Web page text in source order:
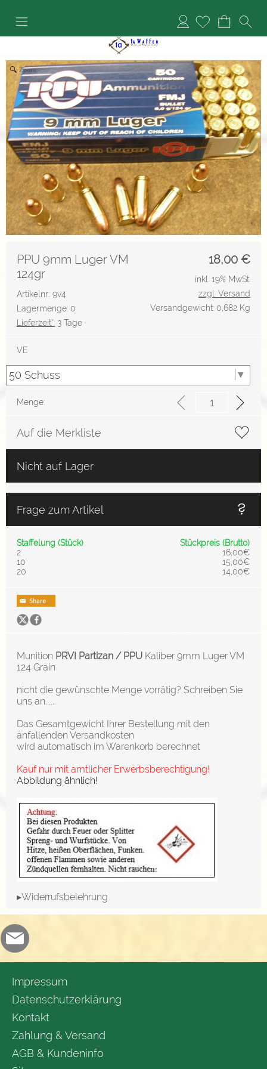
Anmelden
Zoom
18,00 €
PPU 9mm Luger VM
124gr
Artikelnr.: 9v4
Lagermenge: 0
Lieferzeit*: 3 Tage
inkl. 19% MwSt.
zzgl. Versand
Versandgewicht: 0,682 Kg
VE
Menge:
Auf die Merkliste
Nicht auf Lager
Frage zum Artikel
Staffelung (Stück)
Stückpreis (Brutto)
2
16,00€
10
15,00€
20
14,00€
Munition PRVI Partizan / PPU Kaliber 9mm Luger VM
124 Grain
nicht die gewünschte Menge vorrätig? Schreiben Sie
uns an......
Das Gesamtgewicht Ihrer Bestellung mit den
anfallenden Versandkosten
wird automatisch im Warenkorb berechnet
Kauf nur mit amtlicher Erwerbsberechtigung!
Abbildung ähnlich!
▸Widerrufsbelehrung
Impressum
Datenschutzerklärung
Kontakt
Zahlung & Versand
AGB & Kundeninfo